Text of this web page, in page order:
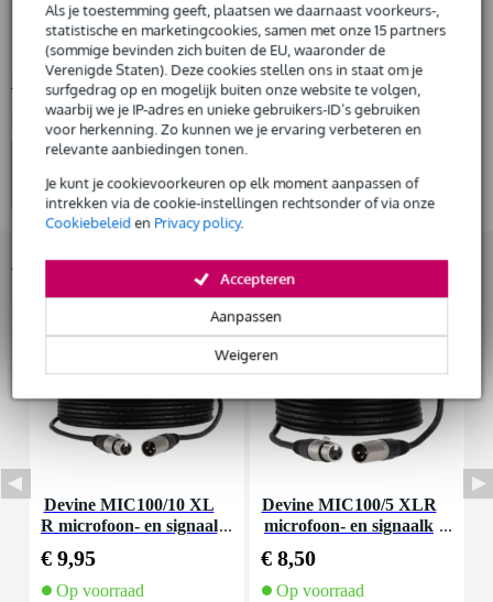
Als je toestemming geeft, plaatsen we daarnaast voorkeurs-,
statistische en marketingcookies, samen met onze 15 partners
(sommige bevinden zich buiten de EU, waaronder de
Verenigde Staten). Deze cookies stellen ons in staat om je
surfgedrag op en mogelijk buiten onze website te volgen,
waarbij we je IP-adres en unieke gebruikers-ID’s gebruiken
voor herkenning. Zo kunnen we je ervaring verbeteren en
relevante aanbiedingen tonen.
Je kunt je cookievoorkeuren op elk moment aanpassen of
intrekken via de cookie-instellingen rechtsonder of via onze
Cookiebeleiden Privacy policy.
Weigeren
Aanpassen
Accepteren
De mogelijkheid om je product(en) met korting te kopen
Snelle vervanging door Bax Music bij een defect
Huur dit product
1200 W piek,
600 W RMS
Bekijk alle productspecificaties
Bekijk ook eens (4)
Accessoires (8)
Devine MIC100/10 XL
R microfoon- en signaal
€ 9,95
Op voorraad
Devine MIC100/5 XLR
microfoon- en signaalk
€ 8,50
Op voorraad